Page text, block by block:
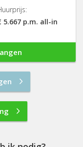
5.667 p.m. all-in